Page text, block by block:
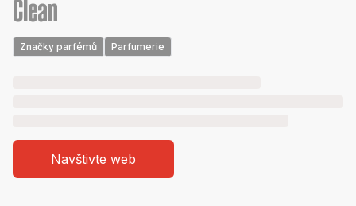
Clean
Značky parfémů Parfumerie
Navštivte web